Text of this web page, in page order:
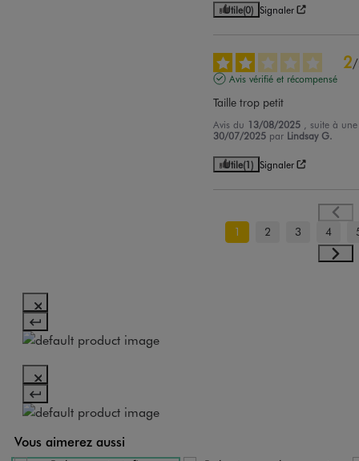
Utile(0) Signaler
2/
Avis vérifié et récompensé
Taille trop petit
Avis du 13/08/2025 , suite à
30/07/2025 par Lindsay G.
Utile(1) Signaler
1 2 3 4
Vous aimerez aussi